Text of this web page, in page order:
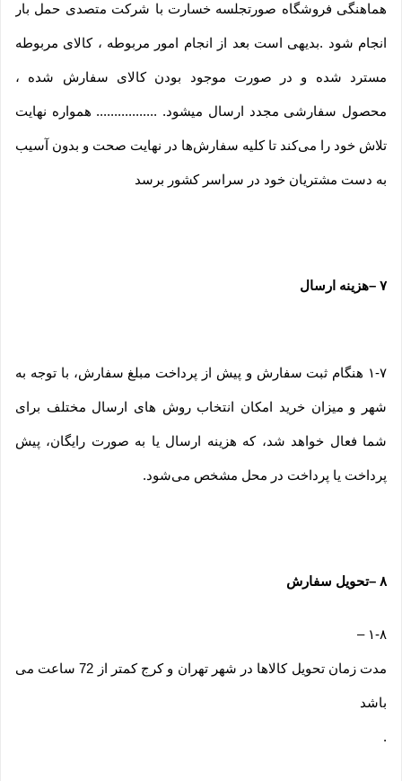
هماهنگی فروشگاه صورتجلسه خسارت با شرکت متصدی حمل بار
انجام شود .بدیهی است بعد از انجام امور مربوطه ، کالای مربوطه
مسترد شده و در صورت موجود بودن کالای سفارش شده ،
محصول سفارشی مجدد ارسال میشود. ................. همواره نهایت
تلاش خود را می‏‌کند تا کلیه سفارش‏‌ها در نهایت صحت و بدون آسیب
به دست مشتریان خود در سراسر کشور برسد
۷ –هزینه ارسال
۱-۷ هنگام ثبت سفارش و پیش از پرداخت مبلغ سفارش، با توجه به
شهر و میزان خرید امکان انتخاب روش های ارسال مختلف برای
شما فعال خواهد شد، که هزینه ارسال یا به صورت رایگان، پیش
پرداخت یا پرداخت در محل مشخص می‌شود.
۸ –تحویل سفارش
۱-۸ –
مدت زمان تحویل کالاها در شهر تهران و کرج کمتر از 72 ساعت می
باشد
.